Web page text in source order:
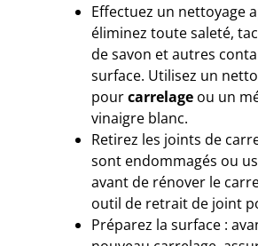
Effectuez un nettoyage
éliminez toute saleté,
de savon et autres
surface. Utilisez un
pourcarrelage ou un
vinaigre blanc.
Retirez les joints de
sont endommagés ou
avant de rénover le
outil de retrait de joint
Préparez la surface :